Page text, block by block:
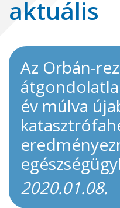
aktuális
Az Orbán-
év múlva
2020.01.08.